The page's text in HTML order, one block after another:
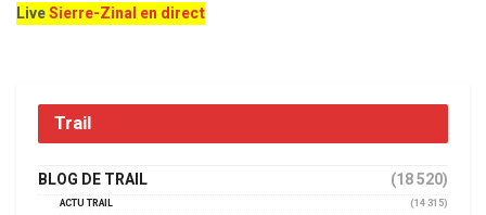
LiveSierre-Zinal en direct
Trail
BLOG DE TRAIL (18 520)
ACTU TRAIL
(14 315)